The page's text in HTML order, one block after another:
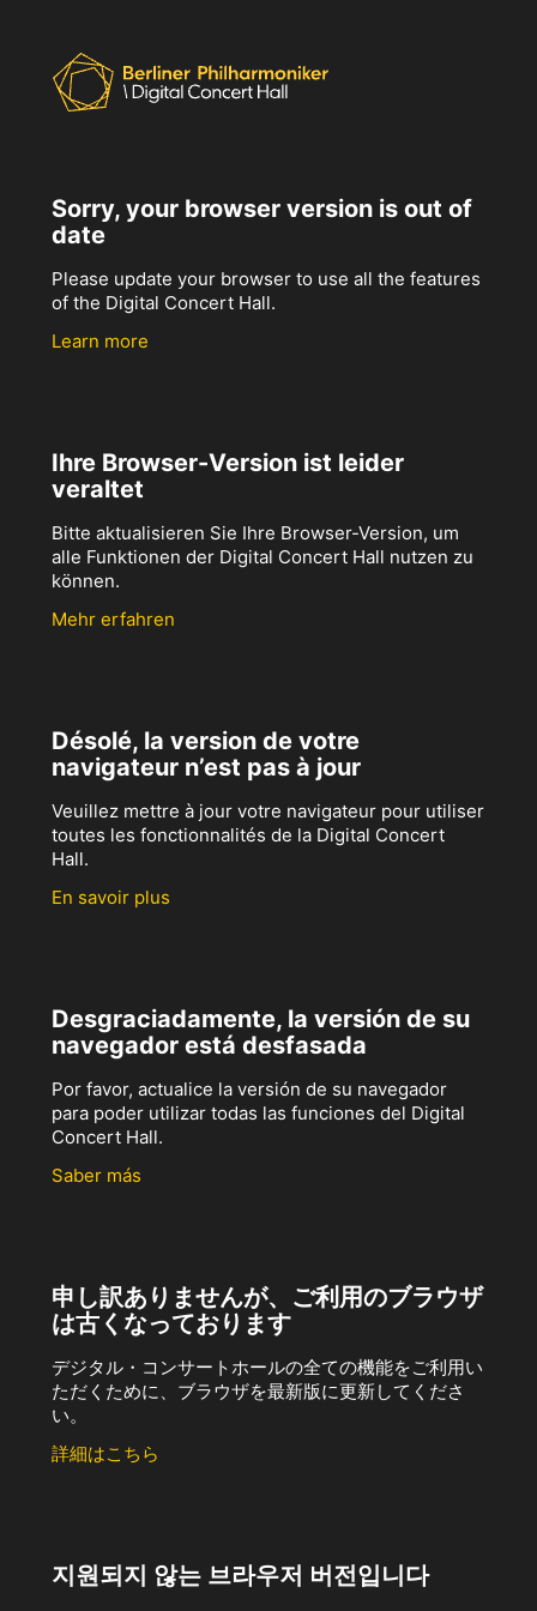
Sorry, your browser version is out of
date
Please update your browser to use all the features
of the Digital Concert Hall.
Learn more
Ihre Browser-Version ist leider
veraltet
Bitte aktualisieren Sie Ihre Browser-Version, um
alle Funktionen der Digital Concert Hall nutzen zu
können.
Mehr erfahren
Désolé, la version de votre
navigateur n’est pas à jour
Veuillez mettre à jour votre navigateur pour utiliser
toutes les fonctionnalités de la Digital Concert
Hall.
En savoir plus
Desgraciadamente, la versión de su
navegador está desfasada
Por favor, actualice la versión de su navegador
para poder utilizar todas las funciones del Digital
Concert Hall.
Saber más
申し訳ありませんが、ご利用のブラウザ
は古くなっております
デジタル・コンサートホールの全ての機能をご利用い
ただくために、ブラウザを最新版に更新してくださ
い。
詳細はこちら
지원되지 않는 브라우저 버전입니다